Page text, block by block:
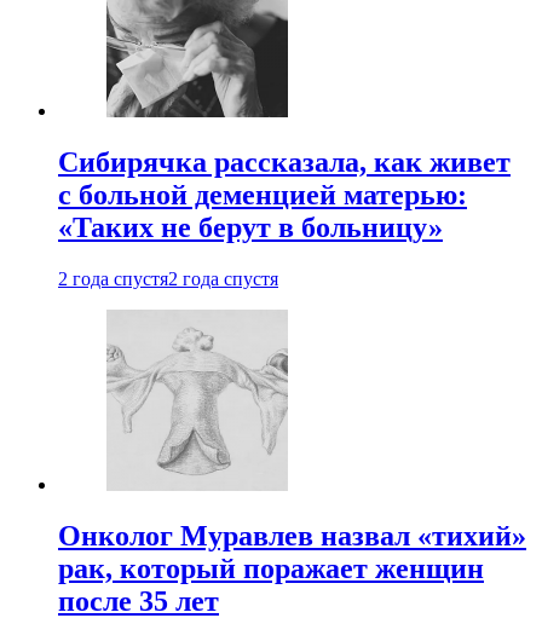
Сибирячка рассказала, как живет
с больной деменцией матерью:
«Таких не берут в больницу»
2 года спустя2 года спустя
Онколог Муравлев назвал «тихий»
рак, который поражает женщин
после 35 лет